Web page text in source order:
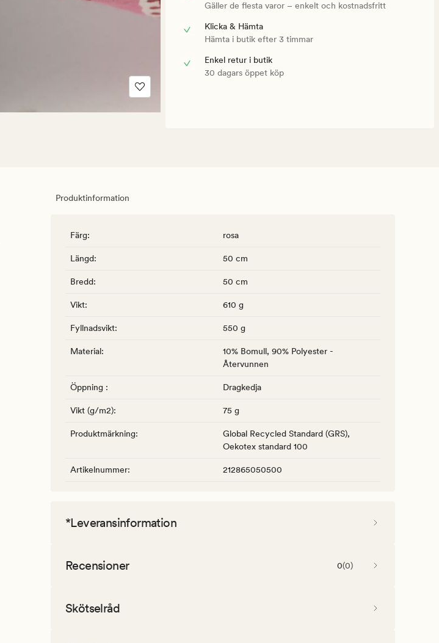
Gäller de flesta varor – enkelt och kostnadsfritt
Klicka & Hämta
Hämta i butik efter 3 timmar
Enkel retur i butik
30 dagars öppet köp
Produktinformation
Färg: rosa
Längd: 50 cm
Bredd: 50 cm
Vikt: 610 g
Fyllnadsvikt: 550 g
Material:
10% Bomull, 90% Polyester -
Återvunnen
Öppning : Dragkedja
Vikt (g/m2): 75 g
Produktmärkning:
Global Recycled Standard (GRS),
Oekotex standard 100
Artikelnummer: 212865050500
*Leveransinformation
Recensioner 0(0)
Skötselråd